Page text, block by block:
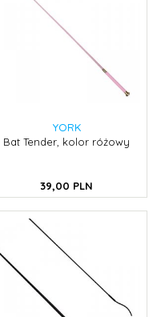
YORK
Bat Tender, kolor różowy
39,00 PLN